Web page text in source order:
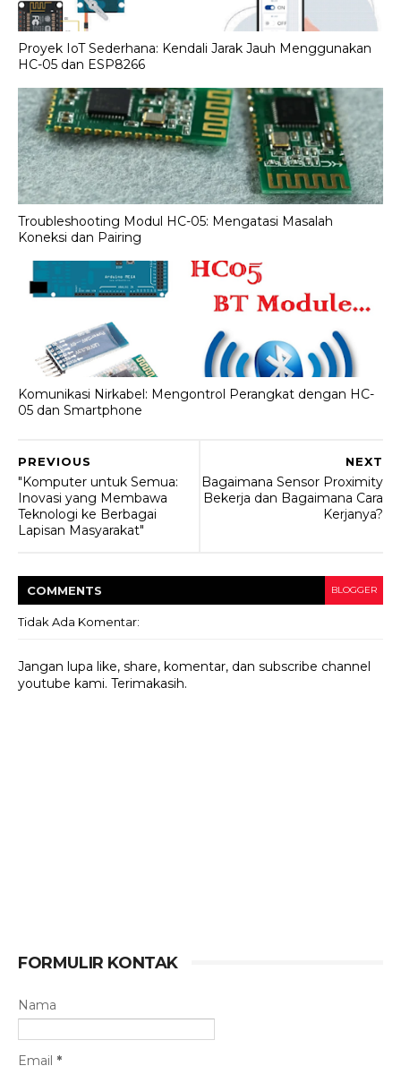
Proyek IoT Sederhana: Kendali Jarak Jauh Menggunakan
HC-05 dan ESP8266
Troubleshooting Modul HC-05: Mengatasi Masalah
Koneksi dan Pairing
Komunikasi Nirkabel: Mengontrol Perangkat dengan HC-
05 dan Smartphone
NEXT
Bagaimana Sensor Proximity
Bekerja dan Bagaimana Cara
Kerjanya?
PREVIOUS
"Komputer untuk Semua:
Inovasi yang Membawa
Teknologi ke Berbagai
Lapisan Masyarakat"
COMMENTS BLOGGER
Tidak Ada Komentar:
Jangan lupa like, share, komentar, dan subscribe channel
youtube kami. Terimakasih.
FORMULIR KONTAK
Nama
Email *